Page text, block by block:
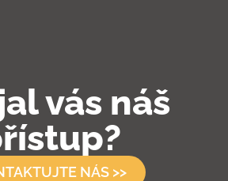
vás náš
NÁS >>